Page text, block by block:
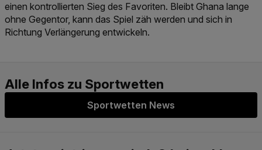
einen kontrollierten Sieg des Favoriten. Bleibt Ghana lange
ohne Gegentor, kann das Spiel zäh werden und sich in
Richtung Verlängerung entwickeln.
Sportwetten News